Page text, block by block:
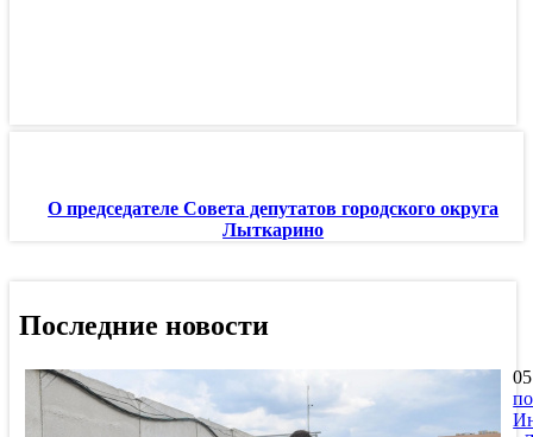
О председателе Совета депутатов городского округа
Лыткарино
Последние новости